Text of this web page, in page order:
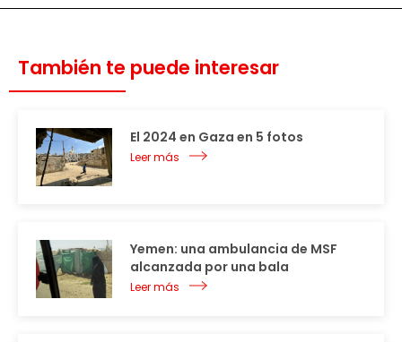
También te puede interesar
El 2024 en Gaza en 5 fotos
Leer más
Yemen: una ambulancia de MSF
alcanzada por una bala
Leer más